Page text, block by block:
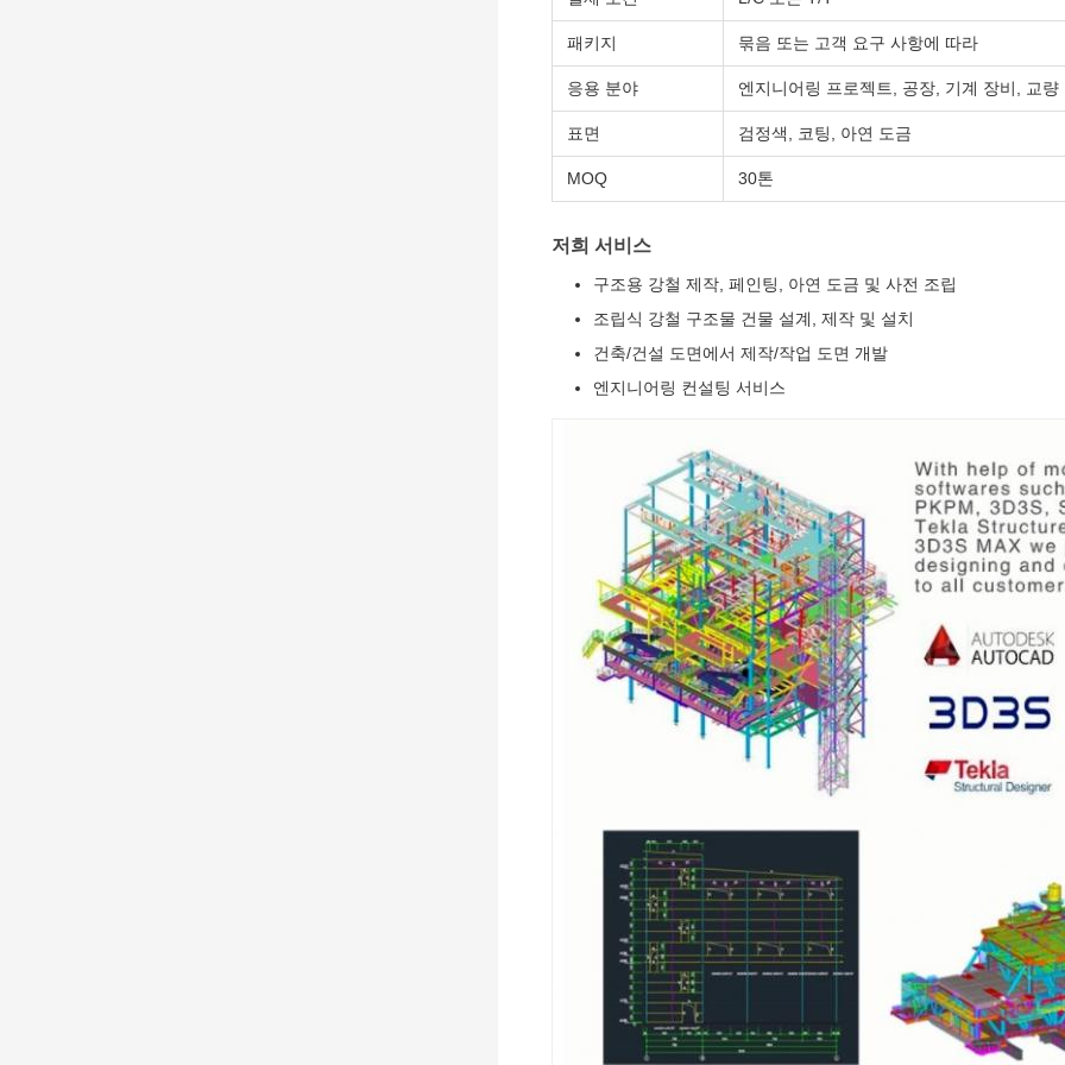
패키지 묶음 또는 고객 요구 사항에 따라
응용 분야 엔지니어링 프로젝트, 공장, 기계 장비, 교량
표면 검정색, 코팅, 아연 도금
MOQ 30톤
저희 서비스
구조용 강철 제작, 페인팅, 아연 도금 및 사전 조립
조립식 강철 구조물 건물 설계, 제작 및 설치
건축/건설 도면에서 제작/작업 도면 개발
엔지니어링 컨설팅 서비스